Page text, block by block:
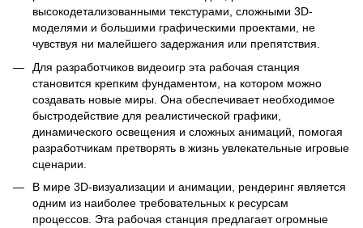
высокодетализованными текстурами, сложными 3D-
моделями и большими графическими проектами, не
чувствуя ни малейшего задержания или препятствия.
Для разработчиков видеоигр эта рабочая станция
становится крепким фундаментом, на котором можно
создавать новые миры. Она обеспечивает необходимое
быстродействие для реалистической графики,
динамического освещения и сложных анимаций, помогая
разработчикам претворять в жизнь увлекательные игровые
сценарии.
В мире 3D-визуализации и анимации, рендеринг является
одним из наиболее требовательных к ресурсам
процессов. Эта рабочая станция предлагает огромные